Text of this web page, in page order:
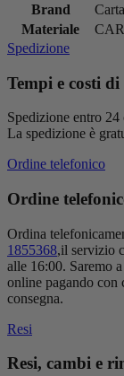
Brand
Materiale
Spedizione
Tempi e costi di
Spedizione entro
La spedizione è
Ordine telefonico
Ordine
Ordina
1855368,il servizio
alle 16:00. Saremo
online pagando con
consegna.
Resi
Resi, cambi e